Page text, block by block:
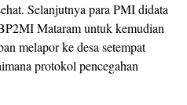
Selanjutnya para PMI didata
Mataram untuk kemudian
melapor ke desa setempat
protokol pencegahan